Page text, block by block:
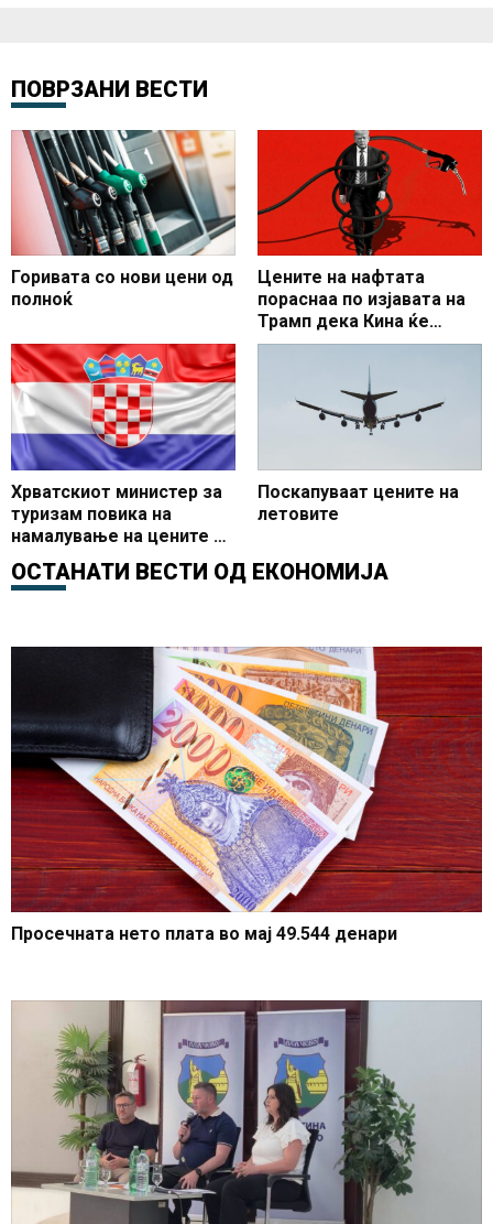
ПОВРЗАНИ ВЕСТИ
Горивата со нови цени од
полноќ
Цените на нафтата
пораснаа по изјавата на
Трамп дека Кина ќе
купува американска
Хрватскиот министер за
туризам повика на
намалување на цените во
секторот до 20 отсто
Поскапуваат цените на
летовите
ОСТАНАТИ ВЕСТИ ОД ЕКОНОМИЈА
Просечната нето плата во мај 49.544 денари